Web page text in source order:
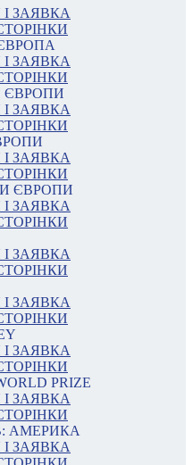
ЗАЯВКА
ЗАЯВКА
ЄВРОПИ
ЗАЯВКА
ЗАЯВКА
ЄВРОПИ
ЗАЯВКА
ЗАЯВКА
ЗАЯВКА
ЗАЯВКА
PRIZE
ЗАЯВКА
АМЕРИКА
ЗАЯВКА